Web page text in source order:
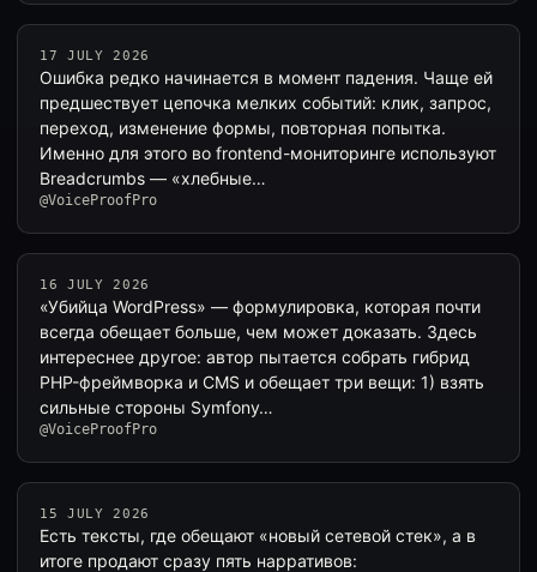
17 JULY 2026
Ошибка редко начинается в момент падения. Чаще ей
предшествует цепочка мелких событий: клик, запрос,
переход, изменение формы, повторная попытка.
Именно для этого во frontend-мониторинге используют
Breadcrumbs — «хлебные…
@VoiceProofPro
16 JULY 2026
«Убийца WordPress» — формулировка, которая почти
всегда обещает больше, чем может доказать. Здесь
интереснее другое: автор пытается собрать гибрид
PHP-фреймворка и CMS и обещает три вещи: 1) взять
сильные стороны Symfony…
@VoiceProofPro
15 JULY 2026
Есть тексты, где обещают «новый сетевой стек», а в
итоге продают сразу пять нарративов: